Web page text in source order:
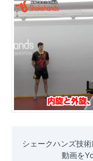
シェークハンズ技
動画を